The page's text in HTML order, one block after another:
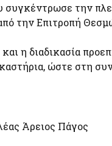
συγκέντρωσε την
την Επιτροπή
η διαδικασία
ώστε στη
Άρειος Πάγος